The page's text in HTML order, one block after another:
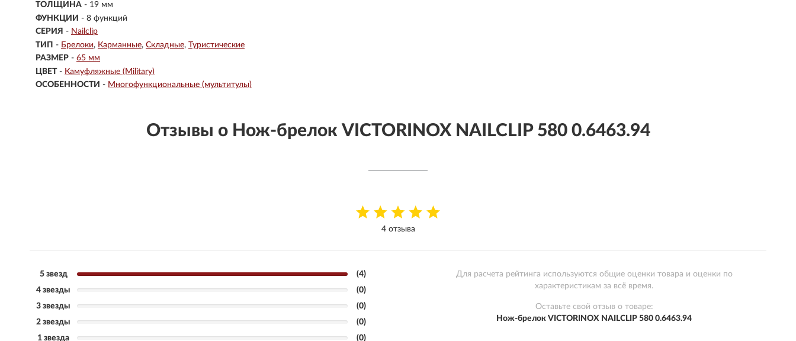
ТОЛЩИНА - 19 мм
ФУНКЦИИ - 8 функций
СЕРИЯ - Nailclip
ТИП - Брелоки Карманные Складные Туристические
РАЗМЕР - 65 мм
ЦВЕТ - Камуфляжные (Military)
ОСОБЕННОСТИ - Многофункциональные (мультитулы)
Отзывы о Нож-брелок VICTORINOX NAILCLIP 580 0.6463.94
4 отзыва
5 звезд
(4)
4 звезды
(0)
3 звезды
(0)
2 звезды
(0)
1 звезда
(0)
Для расчета рейтинга используются общие оценки товара и оценки по
характеристикам за всё время.
Оставьте свой отзыв о товаре:
Нож-брелок VICTORINOX NAILCLIP 580 0.6463.94